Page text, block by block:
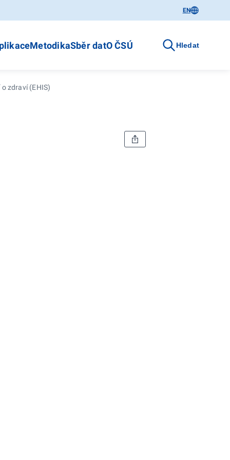
EN
MetodikaSběr datO ČSÚ Hledat
zdraví (EHIS)